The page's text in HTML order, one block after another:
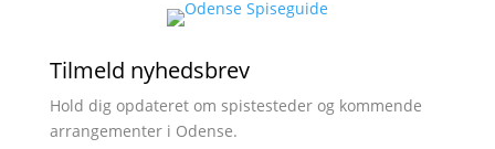
Tilmeld nyhedsbrev
Hold dig opdateret om spistesteder og kommende
arrangementer i Odense.